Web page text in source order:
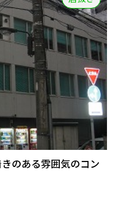
のある雰囲気のコン